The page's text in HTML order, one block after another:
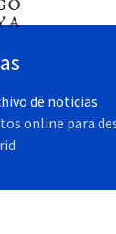
de noticias
online para